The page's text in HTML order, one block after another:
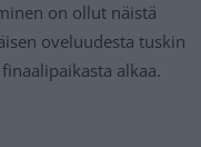
on ollut näistä
oveluudesta tuskin
alkaa.